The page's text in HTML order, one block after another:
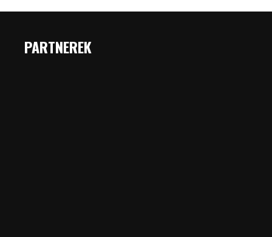
PARTNEREK